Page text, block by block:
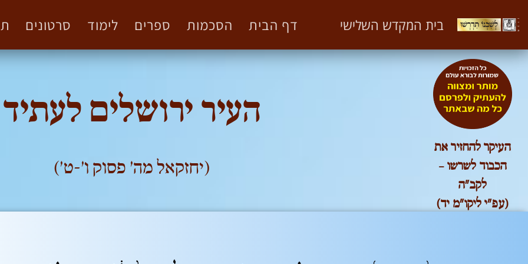
בית המקדש השלישי דף הבית הסכמות ספרים לימוד סרטונים
העיקר להחזיר את
הכבוד לשרשו –
לקב"ה
(עפ"י ליקו"מ יד)
יחזקאל מה' פסוק ו'-ט'
העיר ירושלים לעתיד
(יחזקאל מה' פסוק ו'-ט')